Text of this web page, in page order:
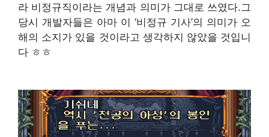
라 비정규직이라는 개념과 의미가 그대로 쓰였다.그
당시 개발자들은 아마 이 ‘비정규 기사’의 의미가 오
해의 소지가 있을 것이라고 생각하지 않았을 것입니
다 ㅎㅎ